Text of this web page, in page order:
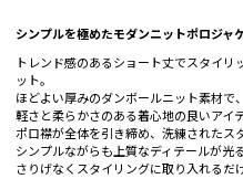
シンプルを極めたモダンニットポロジャ
トレンド感のあるショート丈でスタイ
ット。
ほどよい厚みのダンボールニット素材で、
軽さと柔らかさのある着心地の良いアイテ
ポロ襟が全体を引き締め、洗練されたス
シンプルながらも上質なディテールが光
さりげなくスタイリングに取り入れるだ